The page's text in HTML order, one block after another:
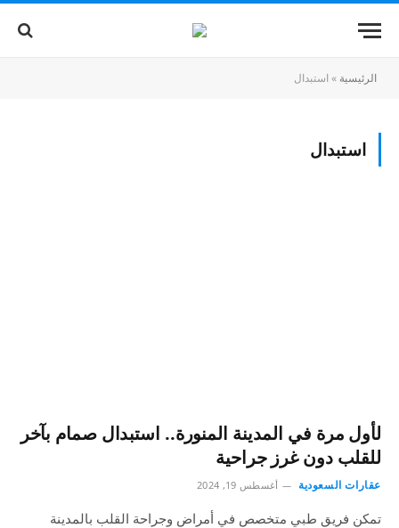
الرئيسية » استبدال
استبدال
لأول مرة في المدينة المنورة.. استبدال صمام بآخر
للقلب دون غرز جراحية
عقارات السعودية أغسطس 19, 2024
تمكن فريق طبي متخصص في أمراض وجراحة القلب بالمدينة